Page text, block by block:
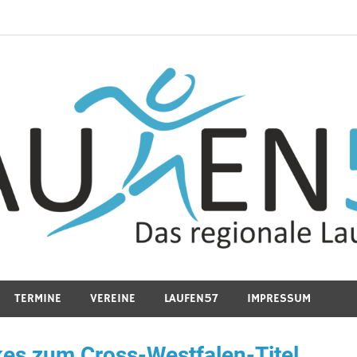
TERMINE VEREINE LAUFEN57 IMPRESSUM